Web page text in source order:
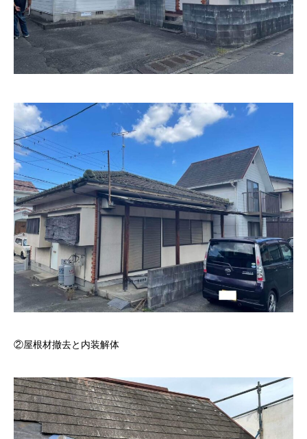
②屋根材撤去と内装解体